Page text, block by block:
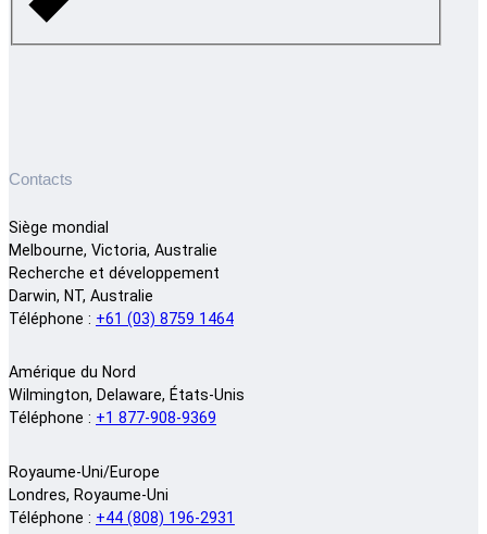
Contacts
Siège mondial
Melbourne, Victoria, Australie
Recherche et développement
Darwin, NT, Australie
Téléphone : +61 (03) 8759 1464
Amérique du Nord
Wilmington, Delaware, États-Unis
Téléphone : +1 877-908-9369
Royaume-Uni/Europe
Londres, Royaume-Uni
Téléphone : +44 (808) 196-2931